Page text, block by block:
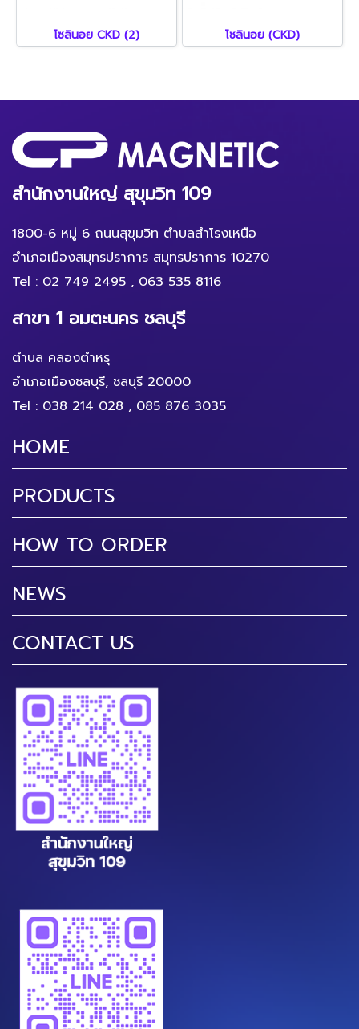
โซลินอย CKD (2) โซลินอย (CKD)
สำนักงานใหญ่ สุขุมวิท 109
1800-6 หมู่ 6 ถนนสุขุมวิท ตำบลสำโรงเหนือ
อำเภอเมืองสมุทรปราการ สมุทรปราการ 10270
Tel : 02 749 2495 , 063 535 8116
สาขา 1 อมตะนคร ชลบุรี
ตำบล คลองตำหรุ
อำเภอเมืองชลบุรี, ชลบุรี 20000
Tel : 038 214 028 , 085 876 3035
HOME
PRODUCTS
HOW TO ORDER
NEWS
CONTACT US